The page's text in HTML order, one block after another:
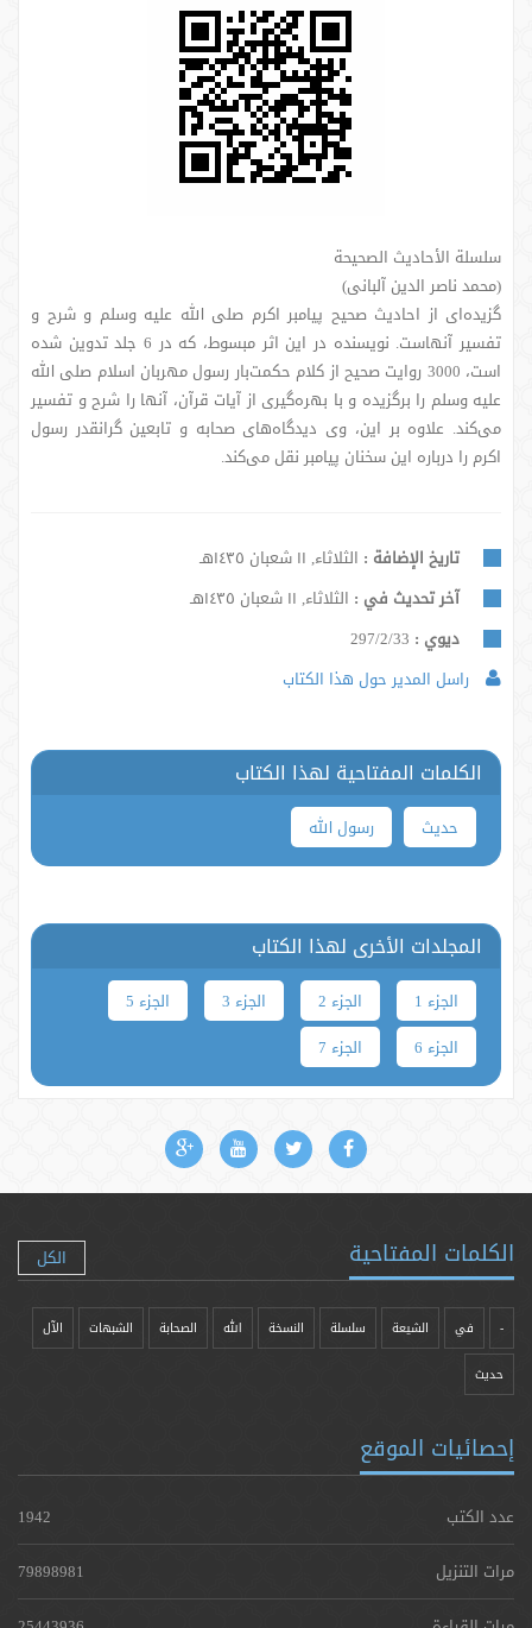
سلسلة الأحادیث الصحیحة
(محمد ناصر الدین آلبانی)
گزیده‌ای از احادیث صحیح پیامبر اکرم صلی الله علیه وسلم و شرح و
تفسیر آنهاست. نویسنده در این اثر مبسوط، که در 6 جلد تدوین شده
است، 3000 روایت صحیح از کلام حکمت‌بار رسول مهربان اسلام صلی الله
علیه وسلم را برگزیده و با بهره‌گیری از آیات قرآن، آنها را شرح و تفسیر
می‌کند. علاوه بر این، وی دیدگاه‌های صحابه و تابعین گرانقدر رسول
اکرم را درباره این سخنان پیامبر نقل می‌کند.
تاريخ الإضافة : الثلاثاء, ١١ شعبان ١٤٣٥هـ
آخر تحديث في : الثلاثاء, ١١ شعبان ١٤٣٥هـ
ديوي : 297/2/33
راسل المدير حول هذا الكتاب
الكلمات المفتاحية لهذا الكتاب
حدیث رسول الله
المجلدات الأخرى لهذا الكتاب
الجزء 1 الجزء 2 الجزء 3
الجزء 5
الجزء 6
الجزء 7
الكلمات المفتاحية الكل
- في الشيعة سلسلة النسخة الله الصحابة الشبهات الآل
حدیث
إحصائيات الموقع
عدد الكتب
1942
مرات التنزيل
79898981